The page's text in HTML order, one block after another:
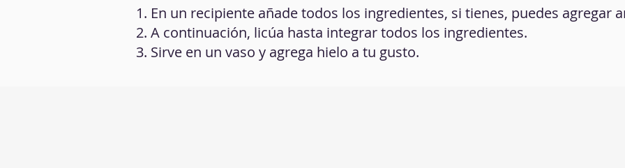
1. En un recipiente añade todos los ingredientes, si tienes, puedes agregar
2. A continuación, licúa hasta integrar todos los ingredientes.
3. Sirve en un vaso y agrega hielo a tu gusto.